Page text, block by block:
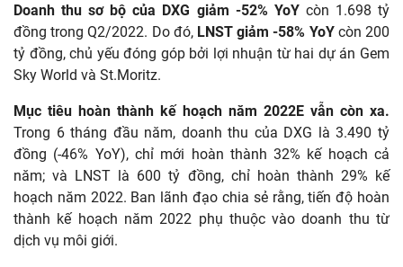
Doanh thu sơ bộ của DXG giảm -52% YoY còn 1.698 tỷ
đồng trong Q2/2022. Do đó, LNST giảm -58% YoYcòn 200
tỷ đồng, chủ yếu đóng góp bởi lợi nhuận từ hai dự án Gem
Sky World và St.Moritz.
Mục tiêu hoàn thành kế hoạch năm 2022E vẫn còn xa.
Trong 6 tháng đầu năm, doanh thu của DXG là 3.490 tỷ
đồng (-46% YoY), chỉ mới hoàn thành 32% kế hoạch cả
năm; và LNST là 600 tỷ đồng, chỉ hoàn thành 29% kế
hoạch năm 2022. Ban lãnh đạo chia sẻ rằng, tiến độ hoàn
thành kế hoạch năm 2022 phụ thuộc vào doanh thu từ
dịch vụ môi giới.